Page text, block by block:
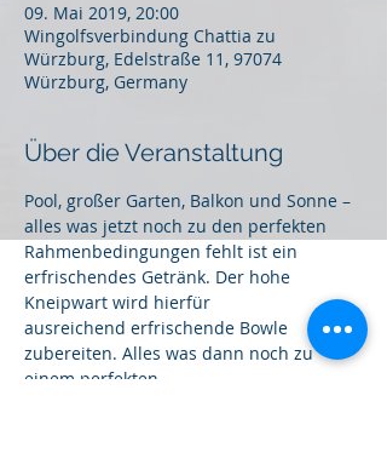
09. Mai 2019, 20:00
Wingolfsverbindung Chattia zu
Würzburg, Edelstraße 11, 97074
Würzburg, Germany
Über die Veranstaltung
Pool, großer Garten, Balkon und Sonne –
Rahmenbedingungen fehlt ist ein
erfrischendes Getränk. Der hohe
ausreichend erfrischende Bowle
zubereiten. Alles was dann noch zu